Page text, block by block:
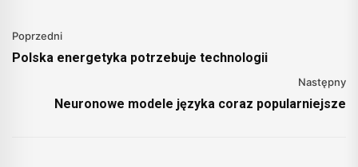
Poprzedni
Polska energetyka potrzebuje technologii
Następny
Neuronowe modele języka coraz popularniejsze